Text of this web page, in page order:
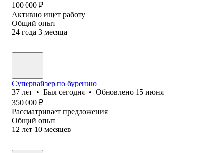
100 000 ₽
Активно ищет работу
Общий опыт
24 года 3 месяца
Супервайзер по бурению
37 лет • Был сегодня • Обновлено 15 июня
350 000 ₽
Рассматривает предложения
Общий опыт
12 лет 10 месяцев